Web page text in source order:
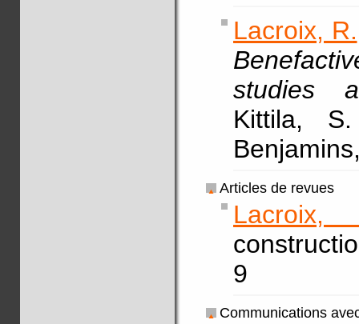
Lacroix, R.
studies
Kittila,
Articles de revues
9
Communications